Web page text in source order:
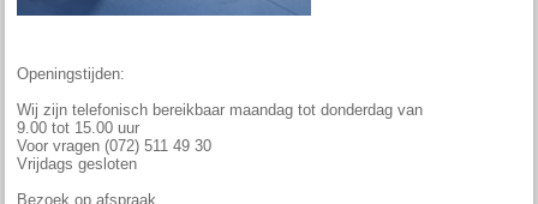
Openingstijden:
Wij zijn telefonisch bereikbaar maandag tot donderdag van
9.00 tot 15.00 uur
Voor vragen (072) 511 49 30
Vrijdags gesloten
Bezoek op afspraak